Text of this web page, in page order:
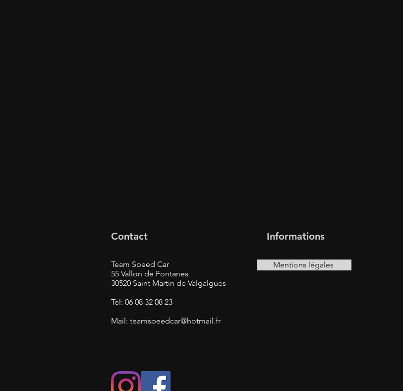
Contact
Team Speed Car
55 Vallon de Fontanes
30520 Saint Martin de Valgalgues
Tel: 06 08 32 08 23
Mail: teamspeedcar@hotmail.fr
Informations
Mentions légales